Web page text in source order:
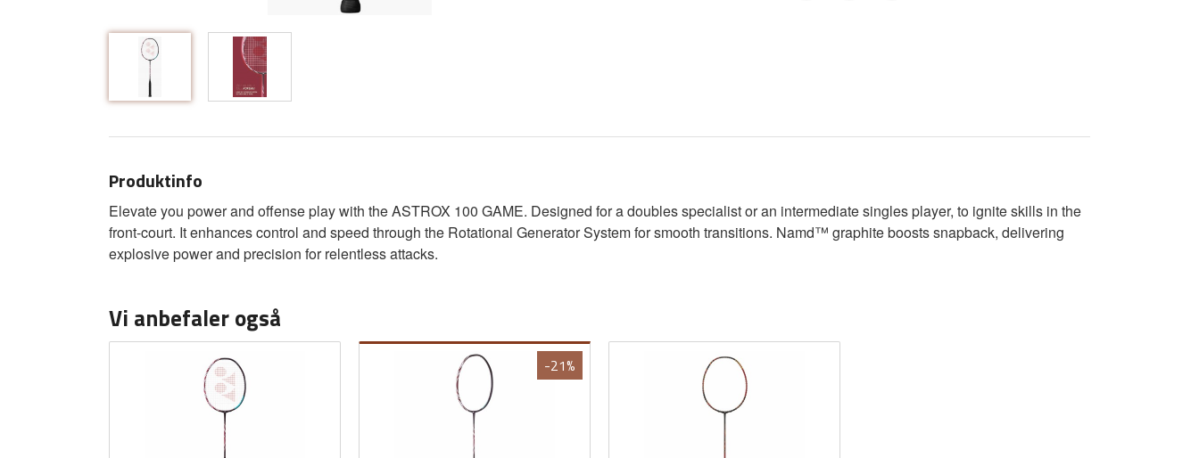
Produktinfo
Elevate you power and offense play with the ASTROX 100 GAME. Designed for a doubles specialist or an intermediate singles player, to ignite skills in the
front-court. It enhances control and speed through the Rotational Generator System for smooth transitions. Namd™ graphite boosts snapback, delivering
explosive power and precision for relentless attacks.
Vi anbefaler også
-21%